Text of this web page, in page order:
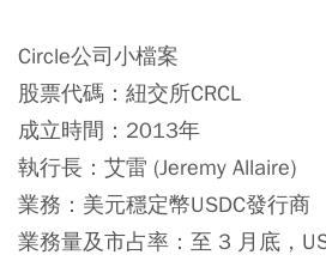
Circle公司小檔案
股票代碼：紐交所CRCL
成立時間：2013年
執行長：艾雷 (Jeremy Allaire)
業務：美元穩定幣USDC發行商
業務量及市占率：至 3 月底，